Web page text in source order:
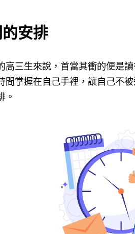
安排
高三生來說，首當其衝的便是
間掌握在自己手裡，讓自己不
。